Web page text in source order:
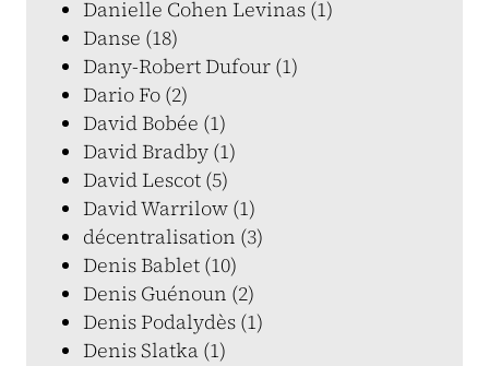
Danielle Cohen Levinas (1)
Danse (18)
Dany-Robert Dufour (1)
Dario Fo (2)
David Bobée (1)
David Bradby (1)
David Lescot (5)
David Warrilow (1)
décentralisation (3)
Denis Bablet (10)
Denis Guénoun (2)
Denis Podalydès (1)
Denis Slatka (1)